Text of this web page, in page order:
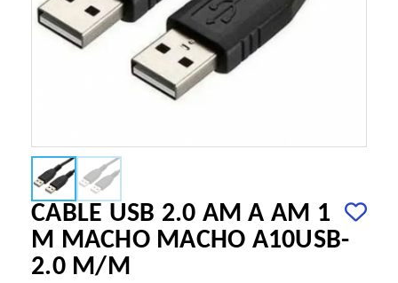
CABLE USB 2.0 AM A AM 1
M MACHO MACHO A10USB-
2.0 M/M